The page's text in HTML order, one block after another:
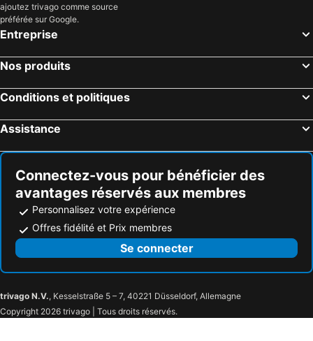
ajoutez trivago comme source
préférée sur Google.
Entreprise
Nos produits
Conditions et politiques
Assistance
Connectez-vous pour bénéficier des
avantages réservés aux membres
Personnalisez votre expérience
Offres fidélité et Prix membres
Se connecter
trivago N.V., Kesselstraße 5 – 7, 40221 Düsseldorf, Allemagne
Copyright 2026 trivago | Tous droits réservés.